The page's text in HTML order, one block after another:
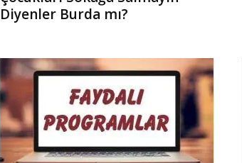
Diyenler Burda mı?